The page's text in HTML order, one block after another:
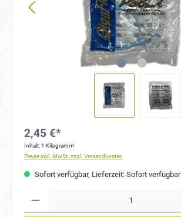
2,45 €*
Inhalt:1 Kilogramm
Preise inkl. MwSt. zzgl. Versandkosten
Sofort verfügbar, Lieferzeit: Sofort verfügbar